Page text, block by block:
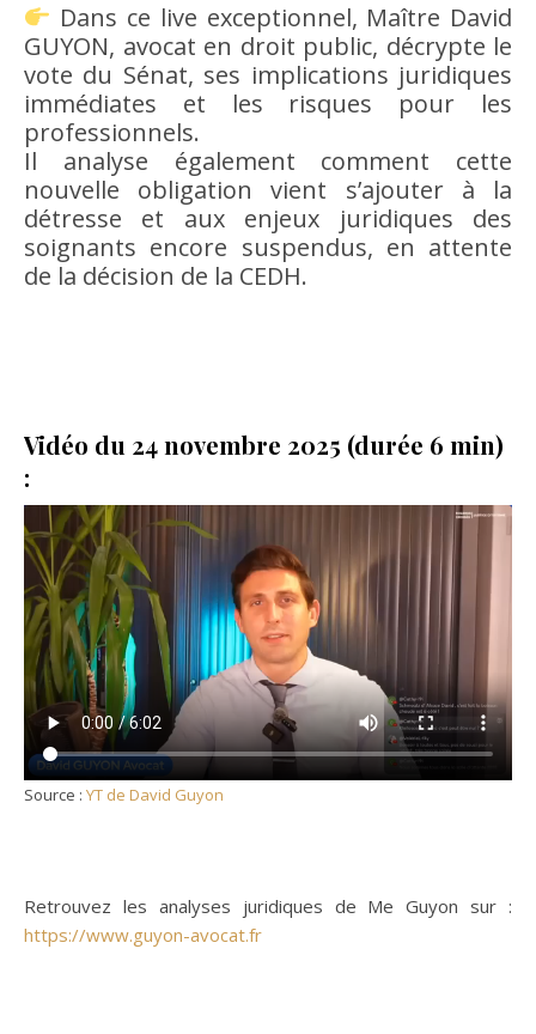
Dans ce live exceptionnel, Maître David
GUYON, avocat en droit public, décrypte le
vote du Sénat, ses implications juridiques
immédiates et les risques pour les
professionnels.
Il analyse également comment cette
nouvelle obligation vient s’ajouter à la
détresse et aux enjeux juridiques des
soignants encore suspendus, en attente
de la décision de la CEDH.
Vidéo du 24 novembre 2025 (durée 6 min)
:
Source : YT de David Guyon
Retrouvez les analyses juridiques de Me Guyon sur :
https://www.guyon-avocat.fr